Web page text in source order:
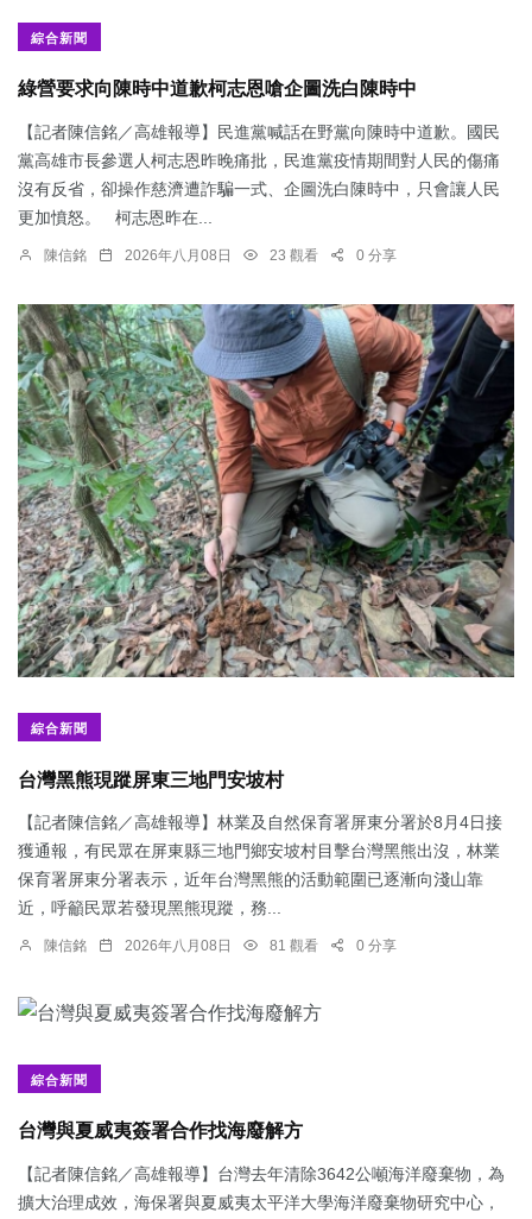
綜合新聞
綠營要求向陳時中道歉柯志恩嗆企圖洗白陳時中
【記者陳信銘／高雄報導】民進黨喊話在野黨向陳時中道歉。國民
黨高雄市長參選人柯志恩昨晚痛批，民進黨疫情期間對人民的傷痛
沒有反省，卻操作慈濟遭詐騙一式、企圖洗白陳時中，只會讓人民
更加憤怒。 柯志恩昨在...
陳信銘 2026年八月08日 23 觀看 0 分享
綜合新聞
台灣黑熊現蹤屏東三地門安坡村
【記者陳信銘／高雄報導】林業及自然保育署屏東分署於8月4日接
獲通報，有民眾在屏東縣三地門鄉安坡村目擊台灣黑熊出沒，林業
保育署屏東分署表示，近年台灣黑熊的活動範圍已逐漸向淺山靠
近，呼籲民眾若發現黑熊現蹤，務...
陳信銘 2026年八月08日 81 觀看 0 分享
綜合新聞
台灣與夏威夷簽署合作找海廢解方
【記者陳信銘／高雄報導】台灣去年清除3642公噸海洋廢棄物，為
擴大治理成效，海保署與夏威夷太平洋大學海洋廢棄物研究中心，